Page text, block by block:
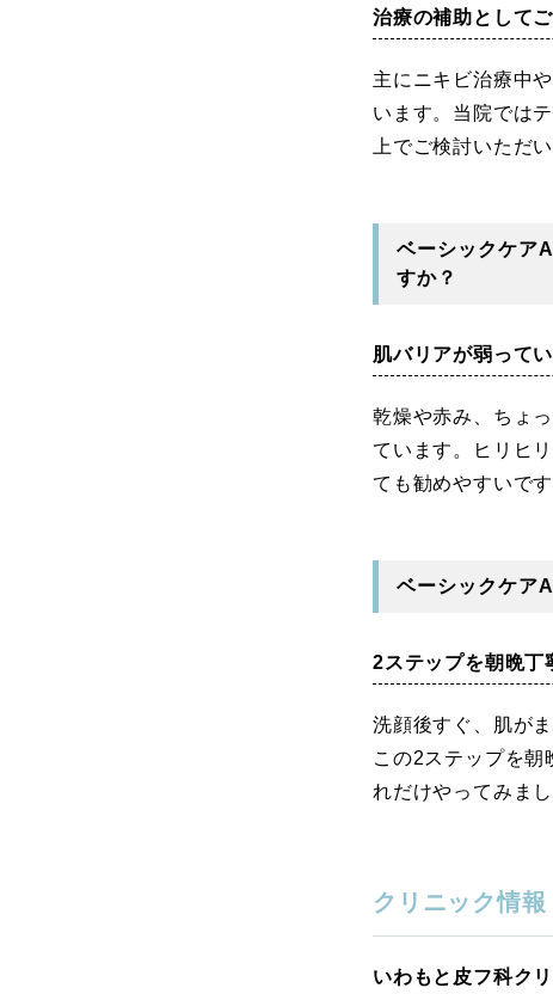
治療の補助として
主にニキビ治療中
います。当院では
上でご検討いただ
ベーシックケア
すか？
肌バリアが弱って
乾燥や赤み、ちょ
ています。ヒリヒ
ても勧めやすいです
ベーシックケア
2ステップを朝晩丁
洗顔後すぐ、肌が
この2ステップを朝
れだけやってみま
クリニック情報
いわもと皮フ科ク